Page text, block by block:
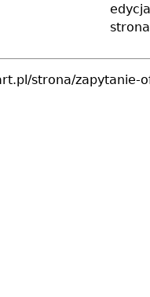
strona/zapytanie-